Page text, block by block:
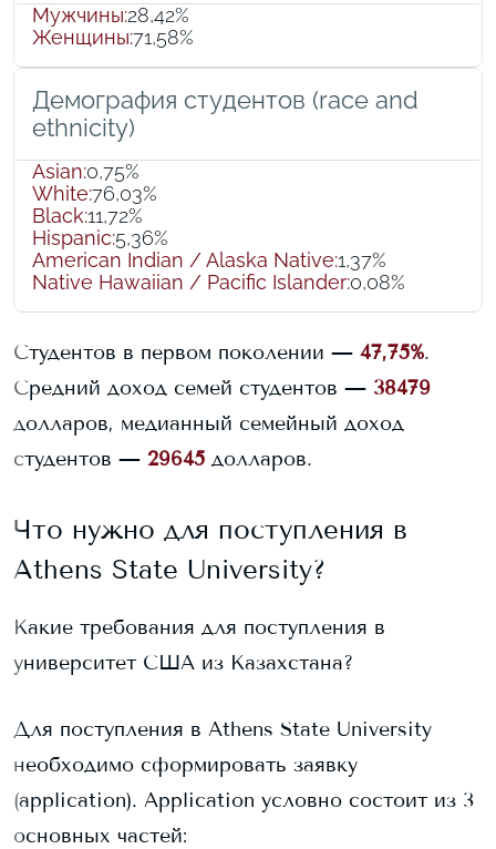
Мужчины:28,42%
Женщины:71,58%
Демография студентов (race and
ethnicity)
Asian:0,75%
White:76,03%
Black:11,72%
Hispanic:5,36%
American Indian / Alaska Native:1,37%
Native Hawaiian / Pacific Islander:0,08%
Студентов в первом поколении — 47,75%.
Средний доход семей студентов — 38479
долларов, медианный семейный доход
студентов — 29645 долларов.
Что нужно для поступления в
Athens State University?
Какие требования для поступления в
университет США из Казахстана?
Для поступления в Athens State University
необходимо сформировать заявку
(application). Application условно состоит из 3
основных частей: